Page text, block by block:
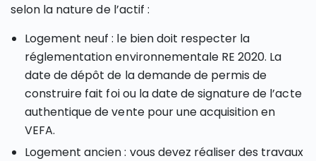
selon la nature de l’actif :
Logement neuf : le bien doit respecter la
réglementation environnementale RE 2020. La
date de dépôt de la demande de permis de
construire fait foi ou la date de signature de l’acte
authentique de vente pour une acquisition en
VEFA.
Logement ancien : vous devez réaliser des travaux